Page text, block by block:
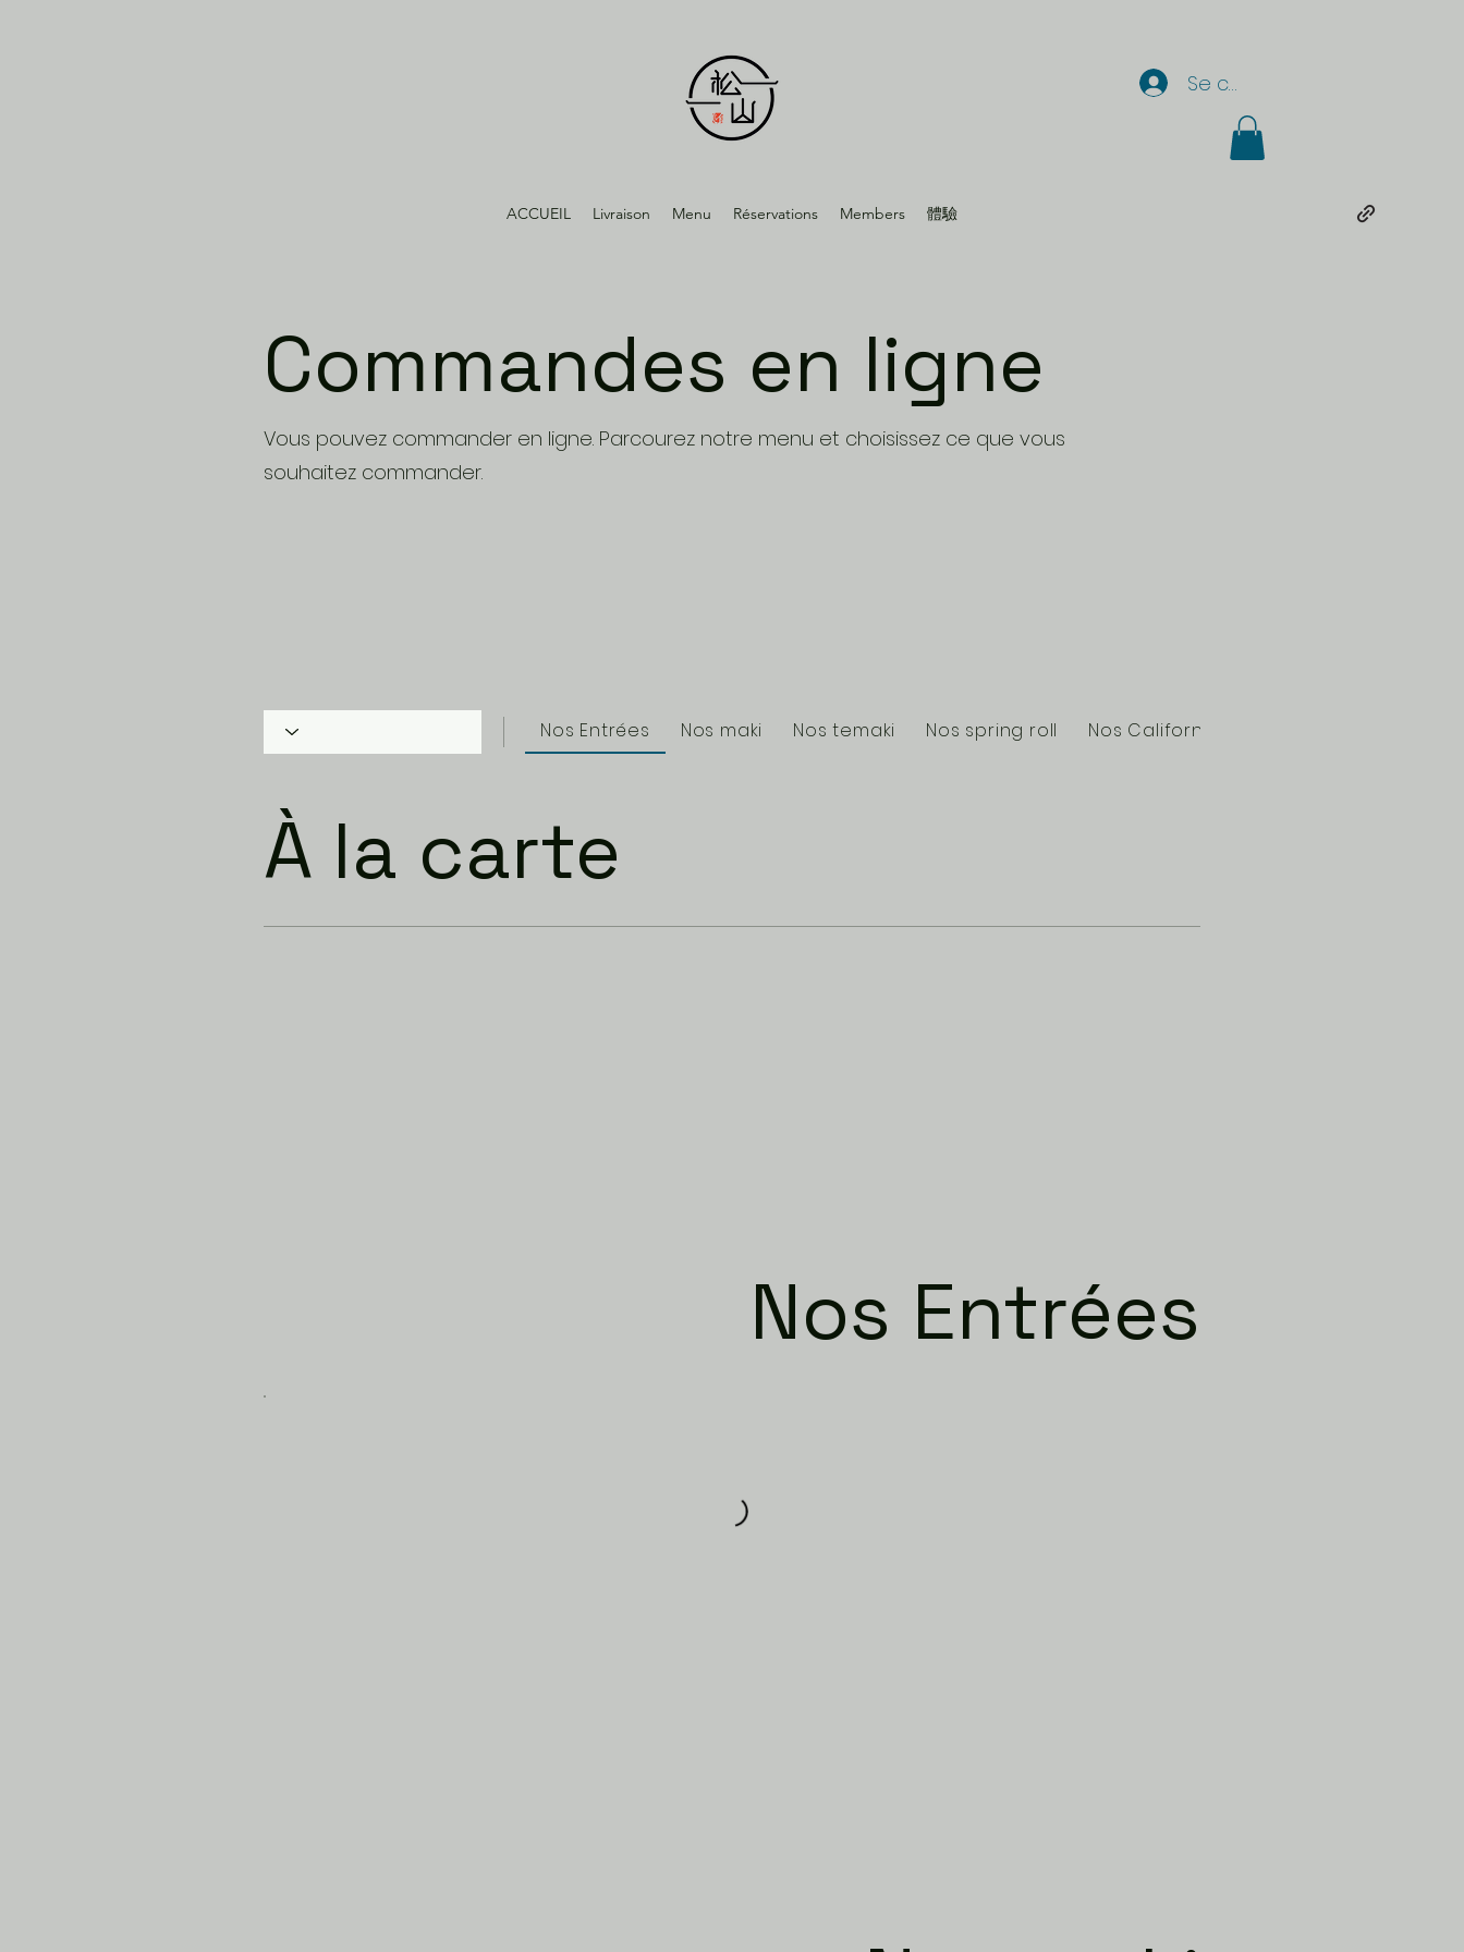
Se connecter
ACCUEIL Livraison Menu Réservations Members 體驗
Commandes en ligne
Vous pouvez commander en ligne. Parcourez notre menu et choisissez ce que vous
souhaitez commander.
À la carte
Nos Entrées
Nos Entrées Nos maki Nos temaki Nos spring roll Nos Californie roll